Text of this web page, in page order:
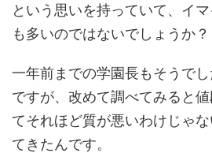
という思いを持っていて、イ
も多いのではないでしょうか？
一年前までの学園長もそうでし
ですが、改めて調べてみると
てそれほど質が悪いわけじゃ
てきたんです。